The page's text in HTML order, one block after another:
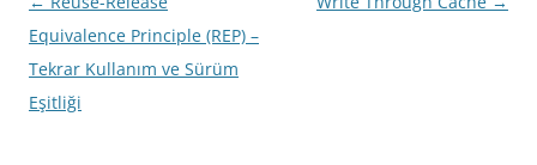
dolaşımı
Equivalence Principle (REP) –
Tekrar Kullanım ve Sürüm
Eşitliği